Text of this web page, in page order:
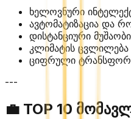
ხელოვნური
ავტომატიზაცია და
დისტანციური
კლიმატის ცვლილება
ციფრული
---
💼 TOP 10